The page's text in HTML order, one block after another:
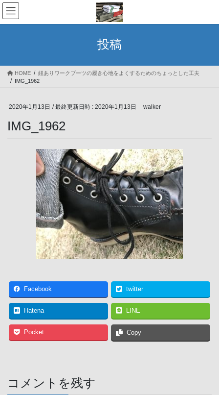
コ
ン
テ
ス
ナ
ビ
ゲ
ン
投稿
HOME
紐ありワークブーツの履き心地をよくするためのちょっとした工夫
IMG_1962
2020年1月13日 / 最終更新日時 : 2020年1月13日 walker
IMG_1962
Facebook twitter
Hatena LINE
Pocket Copy
コメントを残す